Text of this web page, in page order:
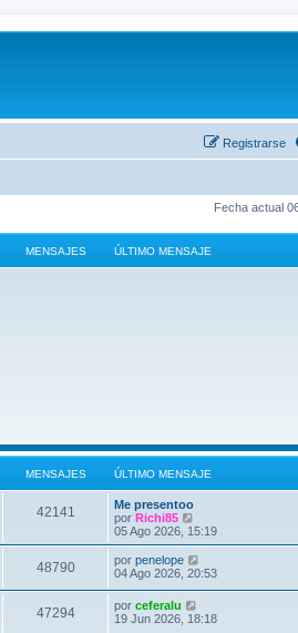
Registrarse
Fecha actual
MENSAJES ÚLTIMO MENSAJE
MENSAJES ÚLTIMO MENSAJE
42141
Me presentoo
por Richi85
e
r
ú
l
i
m
o
05 Ago 2026, 15:19
48790 por penelope
e
t
04 Ago 2026, 20:53
47294 por ceferalu
e
19 Jun 2026, 18:18